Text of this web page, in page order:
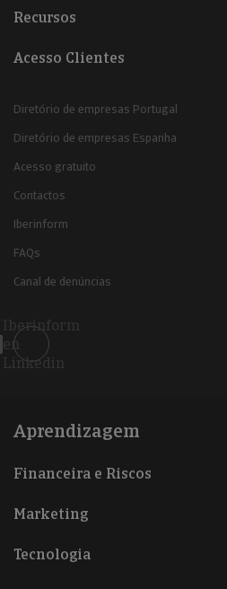
Recursos
Acesso Clientes
Diretório de empresas Portugal
Diretório de empresas Espanha
Acesso gratuito
Contactos
Iberinform
FAQs
Canal de denúncias
Iberinform
en
Linkedin
Aprendizagem
Financeira e Riscos
Marketing
Tecnologia